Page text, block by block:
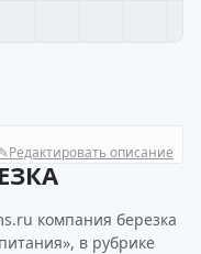
✎Редактировать описание
компания березка
в рубрике